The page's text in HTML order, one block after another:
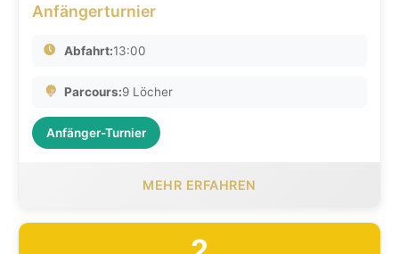
Anfängerturnier
Abfahrt:13:00
Parcours:9 Löcher
Anfänger-Turnier
MEHR ERFAHREN